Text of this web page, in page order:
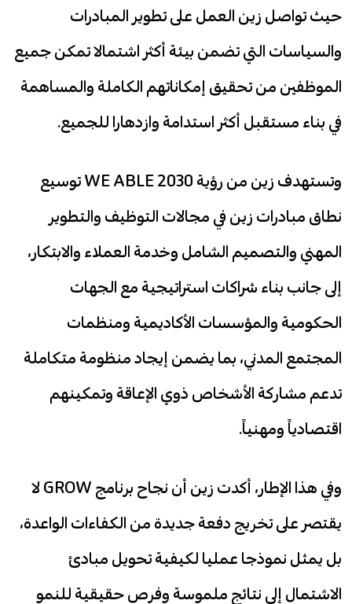
حيث تواصل زين العمل على تطوير المبادرات
والسياسات التي تضمن بيئة أكثر اشتمالا تمكن جميع
الموظفين من تحقيق إمكاناتهم الكاملة والمساهمة
في بناء مستقبل أكثر استدامة وازدهارا للجميع.
وتستهدف زين من رؤية WE ABLE 2030 توسيع
نطاق مبادرات زين في مجالات التوظيف والتطوير
المهني والتصميم الشامل وخدمة العملاء والابتكار،
إلى جانب بناء شراكات استراتيجية مع الجهات
الحكومية والمؤسسات الأكاديمية ومنظمات
المجتمع المدني، بما يضمن إيجاد منظومة متكاملة
تدعم مشاركة الأشخاص ذوي الإعاقة وتمكينهم
اقتصادياً ومهنياً.
وفي هذا الإطار، أكدت زين أن نجاح برنامج GROW لا
يقتصر على تخريج دفعة جديدة من الكفاءات الواعدة،
بل يمثل نموذجا عمليا لكيفية تحويل مبادئ
الاشتمال إلى نتائج ملموسة وفرص حقيقية للنمو